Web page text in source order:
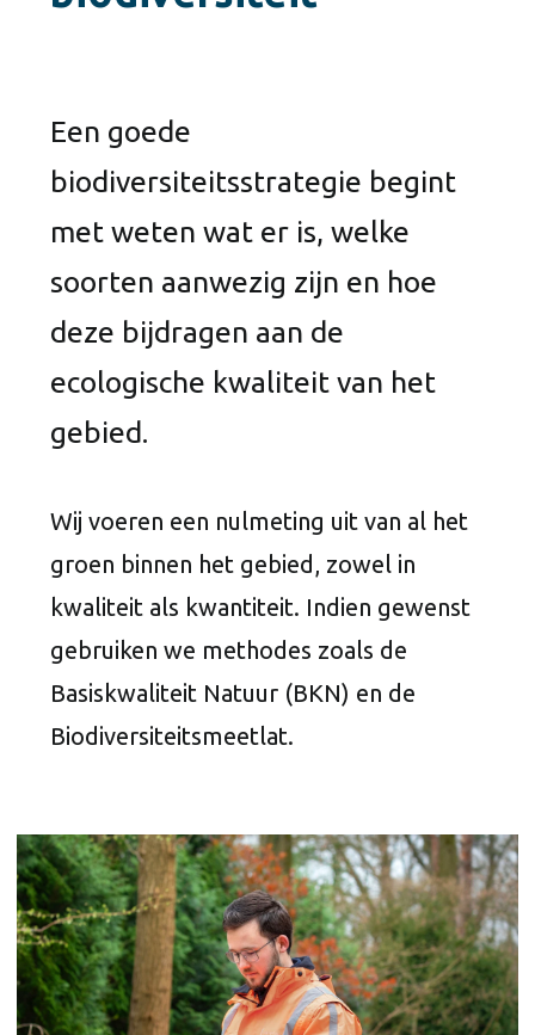
Een goede
biodiversiteitsstrategie begint
met weten wat er is, welke
soorten aanwezig zijn en hoe
deze bijdragen aan de
ecologische kwaliteit van het
gebied.
Wij voeren een nulmeting uit van al het
groen binnen het gebied, zowel in
kwaliteit als kwantiteit. Indien gewenst
gebruiken we methodes zoals de
Basiskwaliteit Natuur (BKN) en de
Biodiversiteitsmeetlat.